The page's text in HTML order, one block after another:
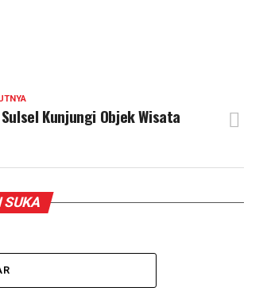
Sulsel Kunjungi Objek Wisata
SUKA